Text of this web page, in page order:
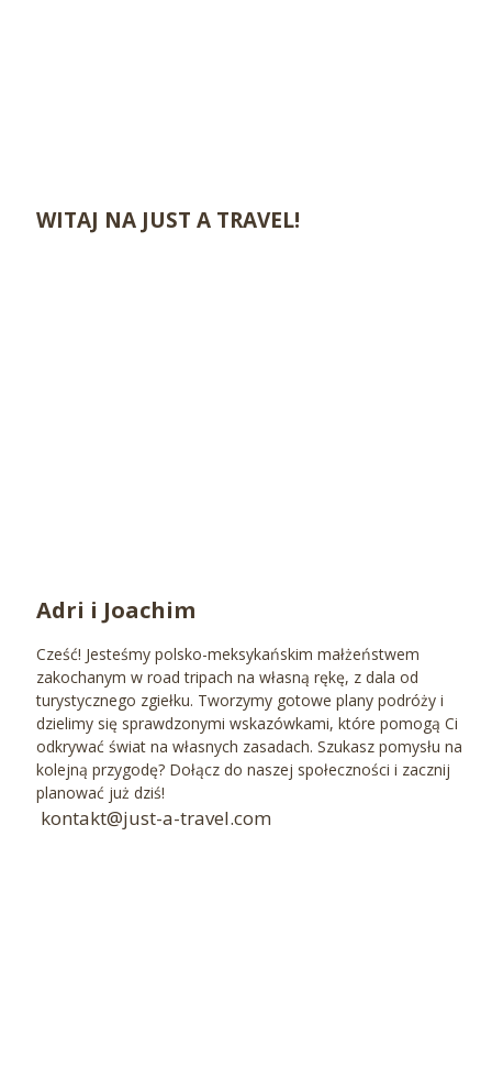
WITAJ NA JUST A TRAVEL!
Adri i Joachim
Cześć! Jesteśmy polsko-meksykańskim małżeństwem
zakochanym w road tripach na własną rękę, z dala od
turystycznego zgiełku. Tworzymy gotowe plany podróży i
dzielimy się sprawdzonymi wskazówkami, które pomogą Ci
odkrywać świat na własnych zasadach. Szukasz pomysłu na
kolejną przygodę? Dołącz do naszej społeczności i zacznij
planować już dziś!
kontakt@just-a-travel.com